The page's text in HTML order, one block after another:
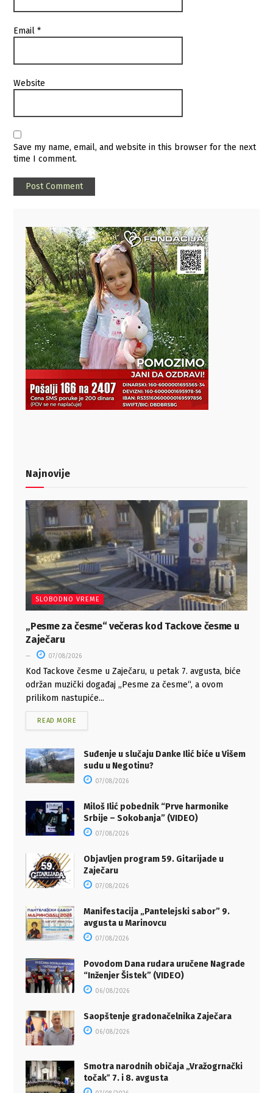
Email*
Website
Save my name, email, and website in this browser for the next
time I comment.
Najnovije
SLOBODNO VREME
„Pesme za česme“ večeras kod Tackove česme u
Zaječaru
07/08/2026
Kod Tackove česme u Zaječaru, u petak 7. avgusta, biće
održan muzički događaj „Pesme za česme“, a ovom
prilikom nastupiće...
READ MORE
Suđenje u slučaju Danke Ilić biće u Višem
sudu u Negotinu?
07/08/2026
Miloš Ilić pobednik “Prve harmonike
Srbije – Sokobanja” (VIDEO)
07/08/2026
Objavljen program 59. Gitarijade u
Zaječaru
07/08/2026
Manifestacija „Pantelejski sabor” 9.
avgusta u Marinovcu
07/08/2026
Povodom Dana rudara uručene Nagrade
“Inženjer Šistek” (VIDEO)
06/08/2026
Saopštenje gradonačelnika Zaječara
06/08/2026
Smotra narodnih običaja „Vražogrnački
točakˮ 7. i 8. avgusta